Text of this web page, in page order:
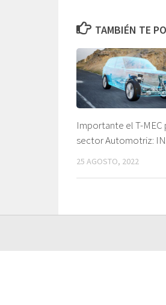
TAMBIÉN TE
Importante el T-MEC
sector Automotriz:
25 AGOSTO, 2022